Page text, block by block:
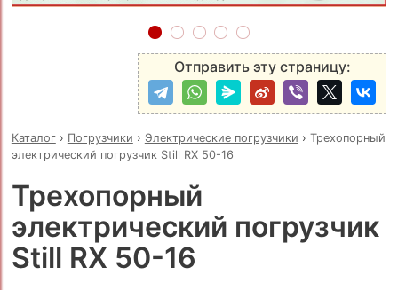
Отправить эту страницу:
Каталог› Погрузчики › Электрические погрузчики › Трехопорный
электрический погрузчик Still RX 50-16
Трехопорный
электрический погрузчик
Still RX 50-16